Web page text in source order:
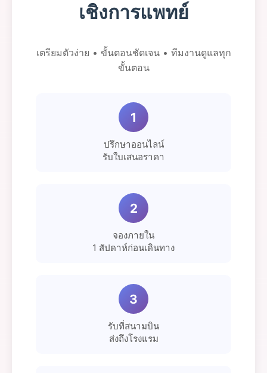
เชิงการแพทย์
เตรียมตัวง่าย • ขั้นตอนชัดเจน • ทีมงานดูแลทุก
ขั้นตอน
1
ปรึกษาออนไลน์
รับใบเสนอราคา
2
จองภายใน
1 สัปดาห์ก่อนเดินทาง
3
รับที่สนามบิน
ส่งถึงโรงแรม